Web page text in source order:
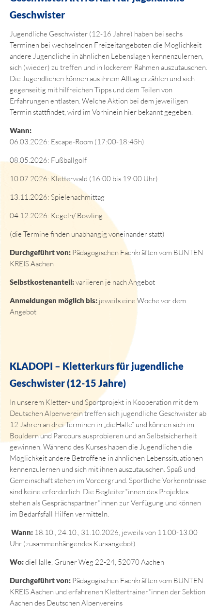
Geschwister
Jugendliche Geschwister (12-16 Jahre) haben bei sechs
Terminen bei wechselnden Freizeitangeboten die Möglichkeit
andere Jugendliche in ähnlichen Lebenslagen kennenzulernen,
sich (wieder) zu treffen und in lockerem Rahmen auszutauschen.
Die Jugendlichen können aus ihrem Alltag erzählen und sich
gegenseitig mit hilfreichen Tipps und dem Teilen von
Erfahrungen entlasten. Welche Aktion bei dem jeweiligen
Termin stattfindet, wird im Vorhinein hier bekannt gegeben.
Wann:
06.03.2026: Escape-Room (17:00-18:45h)
08.05.2026: Fußballgolf
10.07.2026: Kletterwald (16:00 bis 19:00 Uhr)
13.11.2026: Spielenachmittag
04.12.2026: Kegeln/ Bowling
(die Termine finden unabhängig voneinander statt)
Durchgeführt von: Pädagogischen Fachkräften vom BUNTEN
KREIS Aachen
Selbstkostenanteil:variieren je nach Angebot
Anmeldungen möglich bis: jeweils eine Woche vor dem
Angebot
KLADOPI – Kletterkurs für jugendliche
Geschwister (12-15 Jahre)
In unserem Kletter- und Sportprojekt in Kooperation mit dem
Deutschen Alpenverein treffen sich jugendliche Geschwister ab
12 Jahren an drei Terminen in „dieHalle“ und können sich im
Bouldern und Parcours ausprobieren und an Selbstsicherheit
gewinnen. Während des Kurses haben die Jugendlichen die
Möglichkeit andere Betroffene in ähnlichen Lebenssituationen
kennenzulernen und sich mit ihnen auszutauschen. Spaß und
Gemeinschaft stehen im Vordergrund. Sportliche Vorkenntnisse
sind keine erforderlich. Die Begleiter*innen des Projektes
stehen als Gesprächspartner*innen zur Verfügung und können
im Bedarfsfall Hilfen vermitteln.
Wann: 18.10., 24.10., 31.10.2026, jeweils von 11.00-13.00
Uhr (zusammenhängendes Kursangebot)
Wo:dieHalle, Grüner Weg 22-24, 52070 Aachen
Durchgeführt von: Pädagogischen Fachkräften vom BUNTEN
KREIS Aachen und erfahrenen Klettertrainer*innen der Sektion
Aachen des Deutschen Alpenvereins